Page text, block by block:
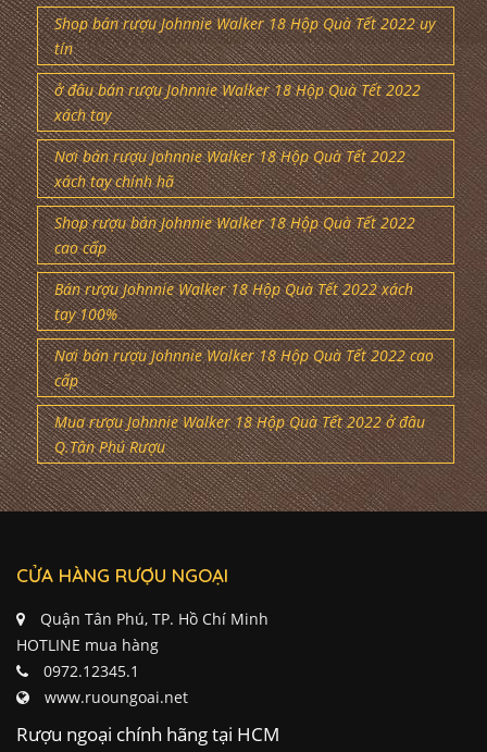
Shop bán rượu Johnnie Walker 18 Hộp Quà Tết 2022 uy
tín
ở đâu bán rượu Johnnie Walker 18 Hộp Quà Tết 2022
xách tay
Nơi bán rượu Johnnie Walker 18 Hộp Quà Tết 2022
xách tay chính hã
Shop rượu bán Johnnie Walker 18 Hộp Quà Tết 2022
cao cấp
Bán rượu Johnnie Walker 18 Hộp Quà Tết 2022 xách
tay 100%
Nơi bán rượu Johnnie Walker 18 Hộp Quà Tết 2022 cao
cấp
Mua rượu Johnnie Walker 18 Hộp Quà Tết 2022 ở đâu
Q.Tân Phú Rượu
CỬA HÀNG RƯỢU NGOẠI
Quận Tân Phú, TP. Hồ Chí Minh
HOTLINE mua hàng
0972.12345.1
www.ruoungoai.net
Rượu ngoại chính hãng tại HCM